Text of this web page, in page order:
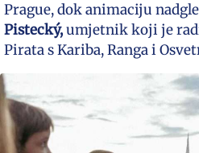
Prague, dok animaciju
Pistecký,umjetnik koji je
Pirata s Kariba, Ranga i